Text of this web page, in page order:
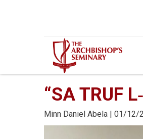
“SA TRUF
Minn Daniel Abela | 01/12/